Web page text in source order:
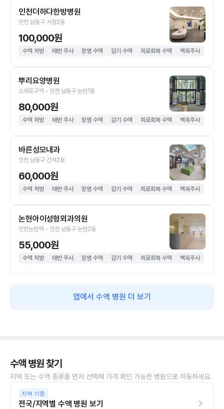
인천더하다한방병원
인천 남동구 서창2동
100,000원
수액 처방 태반 주사 장염 수액 감기 수액 피로회복 수액 백옥주사
뿌리요양병원
소래포구역 • 인천 남동구 논현1동
80,000원
수액 처방 태반 주사 장염 수액 감기 수액 피로회복 수액 백옥주사
바른성모내과
인천 남동구 간석2동
60,000원
수액 처방 태반 주사 장염 수액 감기 수액 피로회복 수액 백옥주사
논현아이성형외과의원
인천논현역 • 인천 남동구 논현2동
55,000원
수액 처방 태반 주사 장염 수액 감기 수액 피로회복 수액 백옥주사
앱에서 수액 병원 더 보기
수액 병원 찾기
지역 또는 수액 종류를 먼저 선택해 가격 확인 가능한 병원으로 이동하세요.
지역 기준
전국/지역별 수액 병원 보기